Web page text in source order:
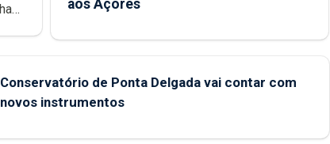
aos Açores
Conservatório de Ponta Delgada vai contar com
novos instrumentos